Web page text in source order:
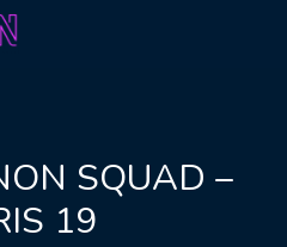
SQUAD –
19